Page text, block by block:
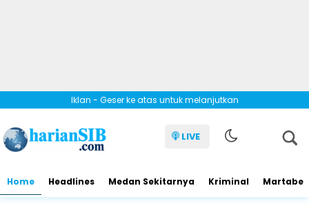
Iklan - Geser ke atas untuk melanjutkan
LIVE
Home Headlines Medan Sekitarnya Kriminal Martabe